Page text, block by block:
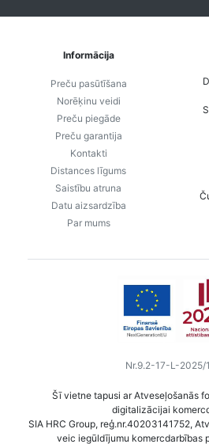
Informācija
Preču pasūtīšana
Norēķinu veidi
Preču piegāde
Preču garantija
Kontakti
Distances līgums
Saistību atruna
Datu aizsardzība
Par mums
Nr.9.2-17-L-2025/
Šī vietne tapusi ar Atveseļošanās
digitalizācijai
SIA HRC Group, reģ.nr.40203141752,
veic iegūldījumu komercdarbības